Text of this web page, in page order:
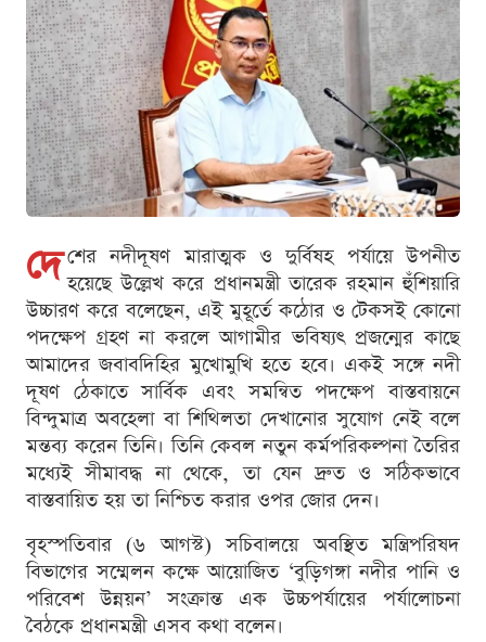
দে শের নদীদূষণ মারাত্মক ও দুর্বিষহ পর্যায়ে উপনীত
হয়েছে উল্লেখ করে প্রধানমন্ত্রী তারেক রহমান হুঁশিয়ারি
উচ্চারণ করে বলেছেন, এই মুহূর্তে কঠোর ও টেকসই কোনো
পদক্ষেপ গ্রহণ না করলে আগামীর ভবিষ্যৎ প্রজন্মের কাছে
আমাদের জবাবদিহির মুখোমুখি হতে হবে। একই সঙ্গে নদী
দূষণ ঠেকাতে সার্বিক এবং সমন্বিত পদক্ষেপ বাস্তবায়নে
বিন্দুমাত্র অবহেলা বা শিথিলতা দেখানোর সুযোগ নেই বলে
মন্তব্য করেন তিনি। তিনি কেবল নতুন কর্মপরিকল্পনা তৈরির
মধ্যেই সীমাবদ্ধ না থেকে, তা যেন দ্রুত ও সঠিকভাবে
বাস্তবায়িত হয় তা নিশ্চিত করার ওপর জোর দেন।
বৃহস্পতিবার (৬ আগস্ট) সচিবালয়ে অবস্থিত মন্ত্রিপরিষদ
বিভাগের সম্মেলন কক্ষে আয়োজিত ‘বুড়িগঙ্গা নদীর পানি ও
পরিবেশ উন্নয়ন’ সংক্রান্ত এক উচ্চপর্যায়ের পর্যালোচনা
বৈঠকে প্রধানমন্ত্রী এসব কথা বলেন।